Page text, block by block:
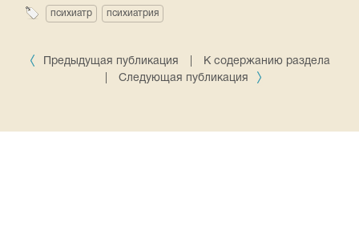
психиатр психиатрия
Предыдущая публикация
К содержанию раздела
Следующая публикация